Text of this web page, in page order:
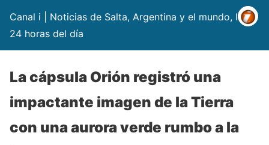
Canal i | Noticias de Salta, Argentina y el mundo, las
24 horas del día
La cápsula Orión registró una
impactante imagen de la Tierra
con una aurora verde rumbo a la